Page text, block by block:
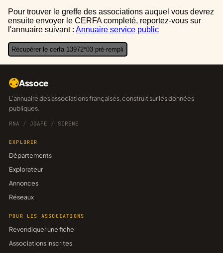
Pour trouver le greffe des associations auquel vous devrez
ensuite envoyer le CERFA completé, reportez-vous sur
l'annuaire suivant : Annuaire service public
Récupérer le cerfa 13972*03 pré-rempli
Assoce
L'annuaire des associations françaises, construit sur les données
publiques.
RNA / JOAFE / SIRENE
EXPLORER
Départements
Explorateur
Annonces
Réseaux
POUR LES ASSOCIATIONS
Revendiquer une fiche
Associations inscrites